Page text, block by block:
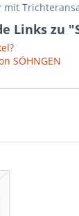
mit
Links zu
SÖHNGEN